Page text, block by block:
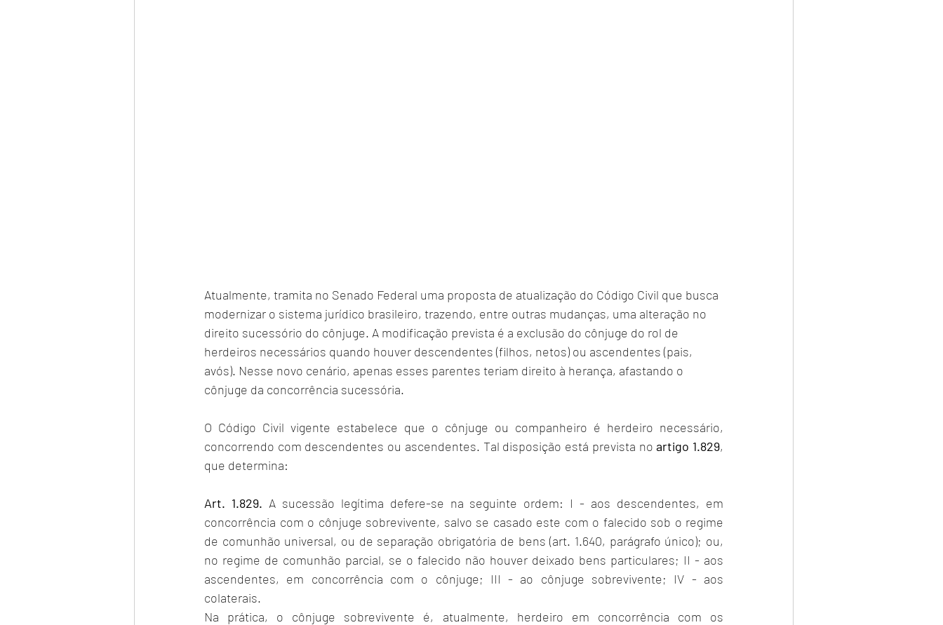
Atualmente, tramita no Senado Federal uma proposta de atualização do Código Civil que busca
modernizar o sistema jurídico brasileiro, trazendo, entre outras mudanças, uma alteração no
direito sucessório do cônjuge. A modificação prevista é a exclusão do cônjuge do rol de
herdeiros necessários quando houver descendentes (filhos, netos) ou ascendentes (pais,
avós). Nesse novo cenário, apenas esses parentes teriam direito à herança, afastando o
cônjuge da concorrência sucessória.
O Código Civil vigente estabelece que o cônjuge ou companheiro é herdeiro necessário,
concorrendo com descendentes ou ascendentes. Tal disposição está prevista no artigo 1.829,
que determina:
Art. 1.829. A sucessão legítima defere-se na seguinte ordem: I - aos descendentes, em
concorrência com o cônjuge sobrevivente, salvo se casado este com o falecido sob o regime
de comunhão universal, ou de separação obrigatória de bens (art. 1.640, parágrafo único); ou,
no regime de comunhão parcial, se o falecido não houver deixado bens particulares; II - aos
ascendentes, em concorrência com o cônjuge; III - ao cônjuge sobrevivente; IV - aos
colaterais.
Na prática, o cônjuge sobrevivente é, atualmente, herdeiro em concorrência com os